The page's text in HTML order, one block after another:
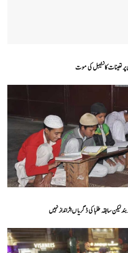
تعینات کانسٹیبل کی موت
لیکن سابقہ طلبا کی ڈگریا ں اثرانداز نہیں